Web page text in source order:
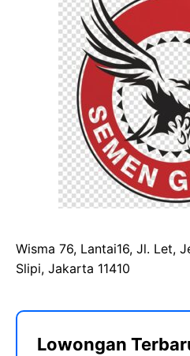
Wisma 76, Lantai16, Jl. Let,
Slipi, Jakarta 11410
Lowongan